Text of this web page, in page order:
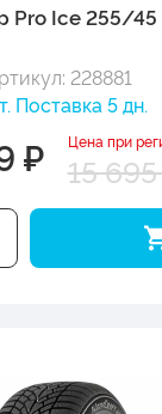
Pro Ice 255/45
228881
Поставка 5 дн.
₽ Цена при
15